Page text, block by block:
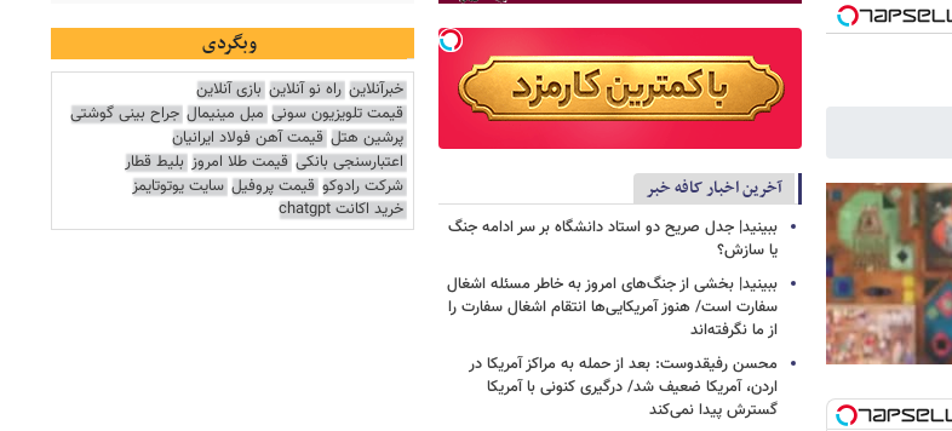
آخرین اخبار کافه خبر
ببینید| جدل صریح دو استاد دانشگاه بر سر ادامه جنگ
یا سازش؟
ببینید| بخشی از جنگ‌های امروز به خاطر مسئله اشغال
سفارت است/ هنوز آمریکایی‌ها انتقام اشغال سفارت را
از ما نگرفته‌اند
محسن رفیقدوست: بعد از حمله به مراکز آمریکا در
اردن، آمریکا ضعیف شد/ درگیری کنونی با آمریکا
گسترش پیدا نمی‌کند
وبگردی
خبرآنلاین راه نو آنلاین بازی آنلاین
قیمت تلویزیون سونی مبل مینیمال جراح بینی گوشتی
پرشین هتل قیمت آهن فولاد ایرانیان
اعتبارسنجی بانکی قیمت طلا امروز بلیط قطار
شرکت رادوکو قیمت پروفیل سایت یوتوتایمز
خرید اکانت chatgpt